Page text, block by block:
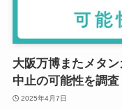
大阪万博またメタ
中止の可能性を調査
2025年4月7日